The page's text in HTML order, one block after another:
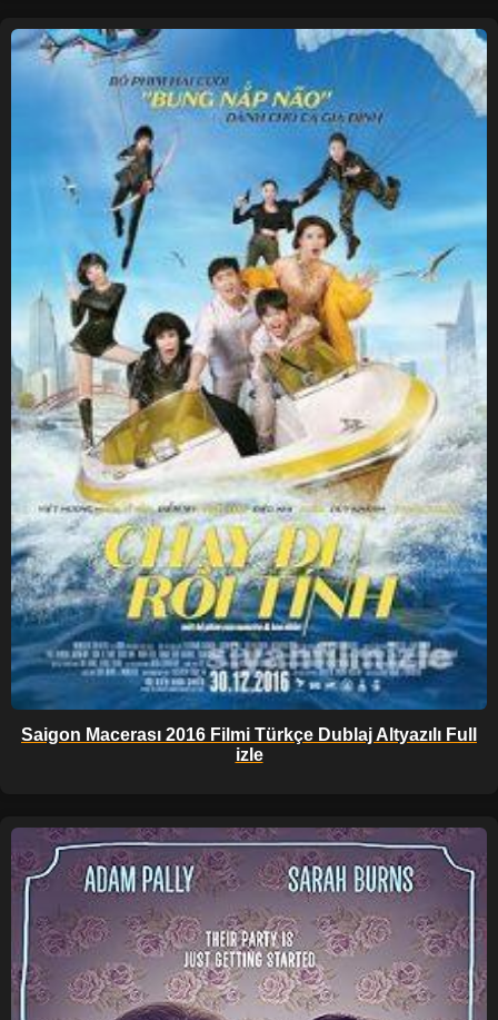
Saigon Macerası 2016 Filmi Türkçe Dublaj Altyazılı Full
izle